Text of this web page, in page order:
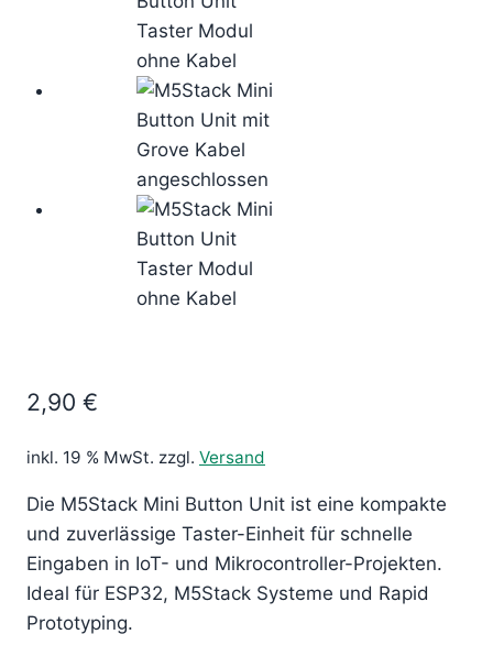
2,90 €
inkl. 19 % MwSt. zzgl. Versand
Die M5Stack Mini Button Unit ist eine kompakte
und zuverlässige Taster-Einheit für schnelle
Eingaben in IoT- und Mikrocontroller-Projekten.
Ideal für ESP32, M5Stack Systeme und Rapid
Prototyping.